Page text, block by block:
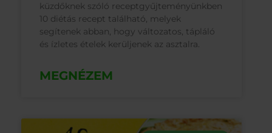
küzdőknek szóló receptgyűjteményünkben
10 diétás recept található, melyek
segítenek abban, hogy változatos, tápláló
és ízletes ételek kerüljenek az asztalra.
MEGNÉZEM